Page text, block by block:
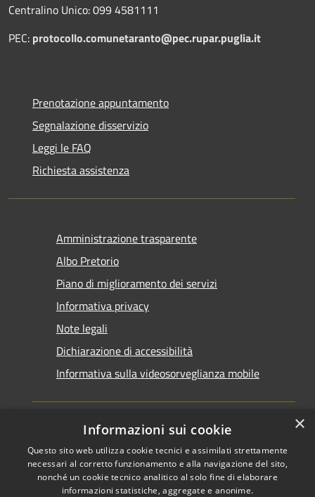
Centralino Unico: 099 4581111
PEC: protocollo.comunetaranto@pec.rupar.puglia.it
Prenotazione appuntamento
Segnalazione disservizio
Leggi le FAQ
Richiesta assistenza
Amministrazione trasparente
Albo Pretorio
Piano di miglioramento dei servizi
Informativa privacy
Note legali
Dichiarazione di accessibilità
Informativa sulla videosorveglianza mobile
RSS
Accessibilità
Copyright © 2026 • Comune di
Taranto • Powered by
×
Informazioni sui cookie
Questo sito web utilizza cookie tecnici e assimilati strettamente
necessari al corretto funzionamento e alla navigazione del sito,
nonché un cookie tecnico analitico al solo fine di elaborare
informazioni statistiche, aggregate e anonime.